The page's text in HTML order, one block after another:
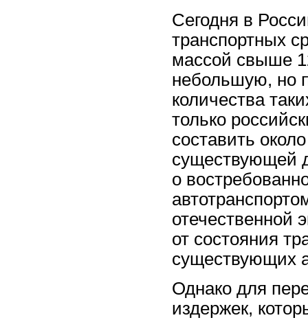
Сегодня в
транспортных
массой свыше
небольшую, но
количества
только
составить
существующей
о
отечественной
от состояния
существующих
Однако для
издержек,